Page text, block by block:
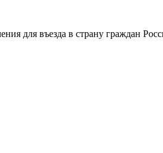
для въезда в страну граждан